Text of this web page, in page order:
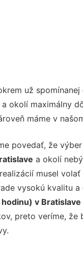
už spomínanej
a okolí maximálny
máme v
povedať, že
a okolí
musel
vysokú kvalitu
v Bratislave
preto veríme,